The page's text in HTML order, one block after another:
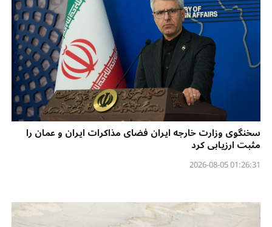
سخنگوی وزارت خارجه ایران فضای مذاکرات ایران و عمان را
مثبت ارزیابی کرد
01:26:31 2026-08-05